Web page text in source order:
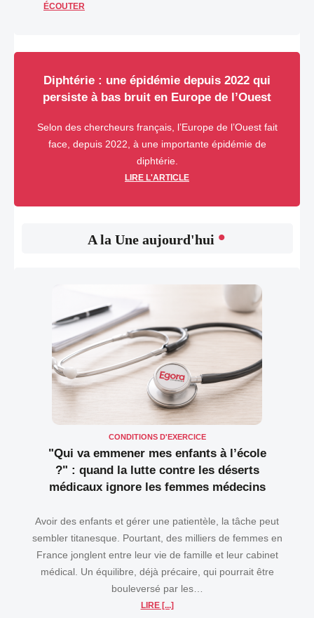
ÉCOUTER
Diphtérie : une épidémie depuis 2022 qui
persiste à bas bruit en Europe de l’Ouest
Selon des chercheurs français, l’Europe de l’Ouest fait
face, depuis 2022, à une importante épidémie de
diphtérie.
LIRE L'ARTICLE
A la Une aujourd'hui •
CONDITIONS D'EXERCICE
"Qui va emmener mes enfants à l’école
?" : quand la lutte contre les déserts
médicaux ignore les femmes médecins
Avoir des enfants et gérer une patientèle, la tâche peut
sembler titanesque. Pourtant, des milliers de femmes en
France jonglent entre leur vie de famille et leur cabinet
médical. Un équilibre, déjà précaire, qui pourrait être
bouleversé par les…
LIRE [...]